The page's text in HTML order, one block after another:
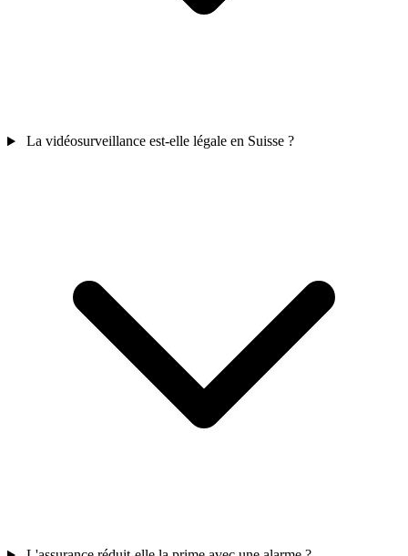
La vidéosurveillance est-elle légale en Suisse ?